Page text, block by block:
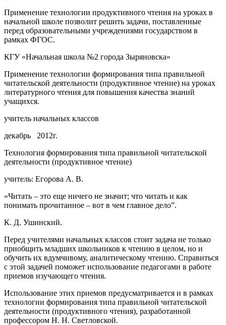
Применение технологии продуктивного чтения на уроках в
начальной школе позволит решить задачи, поставленные
перед образовательными учреждениями государством в
рамках ФГОС.
КГУ «Начальная школа №2 города Зыряновска»
Применение технологии формирования типа правильной
читательской деятельности (продуктивное чтение) на уроках
литературного чтения для повышения качества знаний
учащихся.
учитель начальных классов
декабрь 2012г.
Технология формирования типа правильной читательской
деятельности (продуктивное чтение)
учитель: Егорова А. В.
«Читать – это еще ничего не значит; что читать и как
понимать прочитанное – вот в чем главное дело”.
К. Д. Ушинский.
Перед учителями начальных классов стоит задача не только
приобщить младших школьников к чтению в целом, но и
обучить их вдумчивому, аналитическому чтению. Справиться
с этой задачей поможет использование педагогами в работе
приемов изучающего чтения.
Использование этих приемов предусматривается и в рамках
технологии формирования типа правильной читательской
деятельности (продуктивного чтения), разработанной
профессором Н. Н. Светловской.